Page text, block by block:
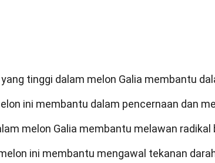
tinggi dalam melon Galia membantu
ini membantu dalam pencernaan dan
melon Galia membantu melawan radikal
ini membantu mengawal tekanan